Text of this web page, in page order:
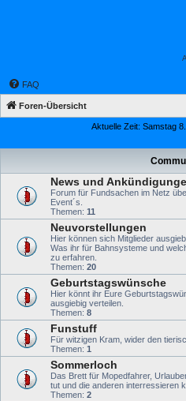
FAQ
Foren-Übersicht
Aktuelle Zeit: Samstag
News und
Forum für Fundsachen im Netz
Event´s.
Themen: 11
Neuvorstellungen
Hier können sich Mitglieder
Was ihr für Bahnsysteme und
zu erfahren.
Themen: 20
Geburtstagswünsche
Hier könnt ihr Eure
ausgiebig verteilen.
Themen: 8
Funstuff
Für witzigen Kram, wider den
Themen: 1
Sommerloch
Das Brett für Mopedfahrer,
tut und die anderen interressieren
Themen: 2